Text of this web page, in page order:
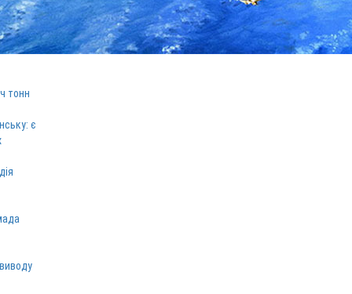
тонн
є